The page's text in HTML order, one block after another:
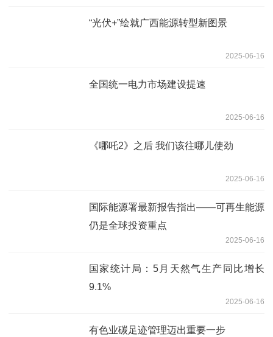
“光伏+”绘就广西能源转型新图景
2025-06-16
全国统一电力市场建设提速
2025-06-16
《哪吒2》之后 我们该往哪儿使劲
2025-06-16
国际能源署最新报告指出——可再生能源
仍是全球投资重点
2025-06-16
国家统计局：5月天然气生产同比增长
9.1%
2025-06-16
有色业碳足迹管理迈出重要一步